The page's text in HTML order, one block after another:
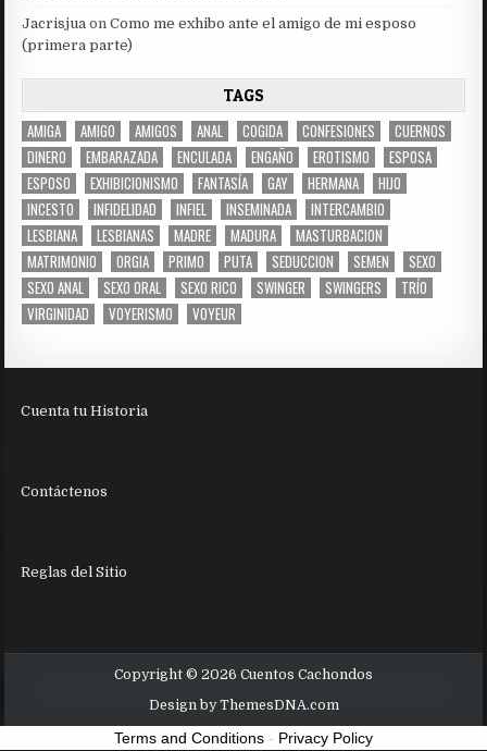
Jacrisjua onComo me exhibo ante el amigo de mi esposo
(primera parte)
TAGS
AMIGA AMIGO AMIGOS ANAL COGIDA CONFESIONES
CUERNOS
DINERO
EMBARAZADA ENCULADA ENGAÑO EROTISMO
ESPOSA
ESPOSO
EXHIBICIONISMO FANTASÍA GAY HERMANA
HIJO
INCESTO
INFIDELIDAD INFIEL INSEMINADA
INTERCAMBIO
LESBIANA
LESBIANAS MADRE MADURA
MASTURBACION
MATRIMONIO
ORGIA PRIMO PUTA SEDUCCION SEMEN
SEXO
SEXO ANAL
SEXO ORAL SEXO RICO SWINGER SWINGERS
TRÍO
VIRGINIDAD
VOYERISMO VOYEUR
Cuenta tu Historia
Contáctenos
Reglas del Sitio
Copyright © 2026 Cuentos Cachondos
Design by ThemesDNA.com
Terms and Conditions - Privacy Policy